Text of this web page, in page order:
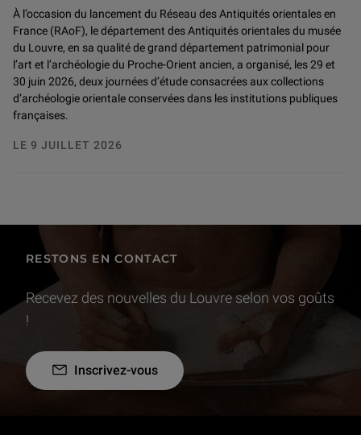
Fragment de relief : le roi Assurbanipal. Irak actuel, Ninive, palais
À l’occasion du lancement du Réseau des Antiquités orientales en
France (RAoF), le département des Antiquités orientales du musée
du Louvre, en sa qualité de grand département patrimonial pour
l’art et l’archéologie du Proche-Orient ancien, a organisé, les 29 et
30 juin 2026, deux journées d’étude consacrées aux collections
d’archéologie orientale conservées dans les institutions publiques
françaises.
LE 9 JUILLET 2026
RESTONS EN CONTACT
Recevez des nouvelles du Louvre selon vos goûts
!
Inscrivez-vous